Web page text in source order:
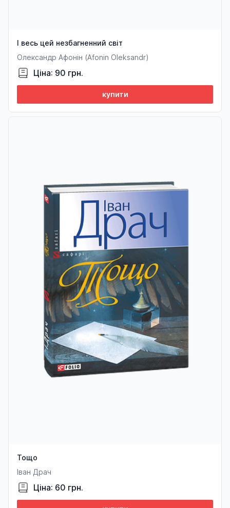
І весь цей незбагненний світ
Олександр Афонін (Afonin Oleksandr)
Ціна: 90 грн.
купити
Тощо
Іван Драч
Ціна: 60 грн.